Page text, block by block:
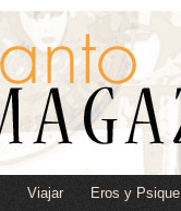
Viajar Eros y Psique